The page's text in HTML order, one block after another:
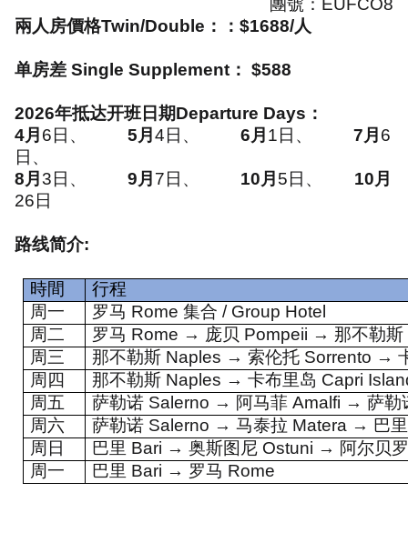
團號： EUFCO8
兩人房價格Twin/Double ： ：$1688/人
单房差 Single Supplement ： $588
2026年抵达开班日期Departure Days ：
4月 6 日、 5月 4 日、 6月 1 日、 7月 6
日、
8月 3 日、 9月 7 日、 10月 5 日、 10月
26 日
路线简介:
時間
行程
周一
罗马 Rome集合 / Group Hotel
周二
罗马 Rome → 庞贝 Pompeii → 那不勒斯
周三
那不勒斯 Naples → 索伦托 Sorrento →
周四
那不勒斯 Naples →卡布里岛 Capri
周五
萨勒诺 Salerno → 阿马菲 Amalfi →萨勒
周六
萨勒诺 Salerno →马泰拉 Matera → 巴里
周日
巴里 Bari →奥斯图尼 Ostuni → 阿尔贝
周一
巴里 Bari → 罗马 Rome